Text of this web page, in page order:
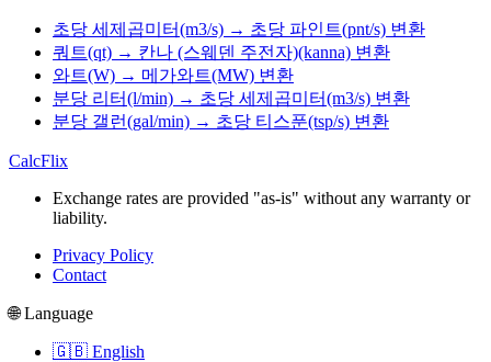
초당 세제곱미터(m3/s) → 초당 파인트(pnt/s) 변환
쿼트(qt) → 칸나 (스웨덴 주전자)(kanna) 변환
와트(W) → 메가와트(MW) 변환
분당 리터(l/min) → 초당 세제곱미터(m3/s) 변환
분당 갤런(gal/min) → 초당 티스푼(tsp/s) 변환
CalcFlix
Exchange rates are provided "as-is" without any warranty or
liability.
Privacy Policy
Contact
🌐 Language
🇬🇧 English